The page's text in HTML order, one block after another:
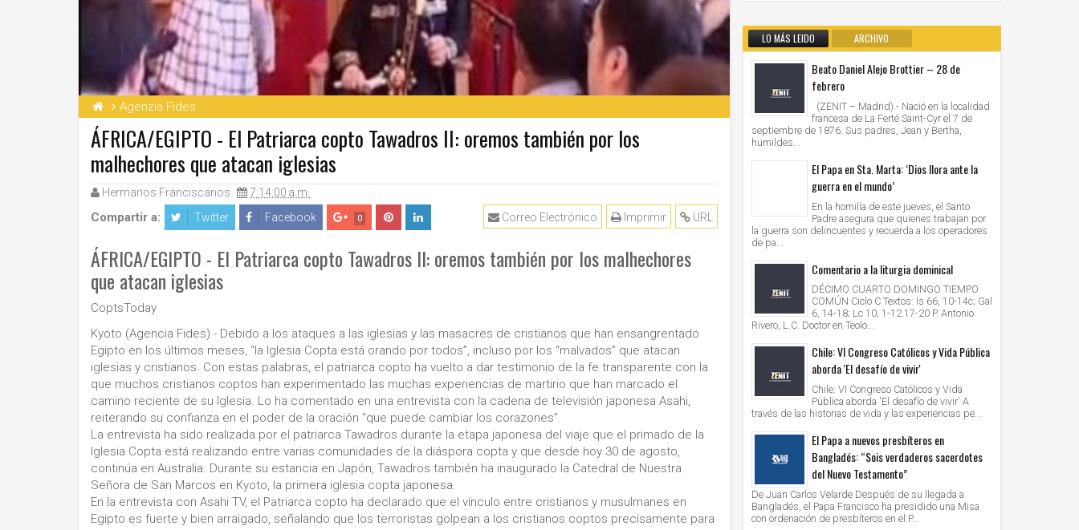
Agenzia Fides
ÁFRICA/EGIPTO - El Patriarca copto Tawadros II: oremos también por los
malhechores que atacan iglesias
Hermanos Franciscanos 7:14:00 a.m.
Compartir a: Twitter Facebook 0 URL
Imprimir
Correo Electrónico
ÁFRICA/EGIPTO - El Patriarca copto Tawadros II: oremos también por los malhechores
que atacan iglesias
CoptsToday
Kyoto (Agencia Fides) - Debido a los ataques a las iglesias y las masacres de cristianos que han ensangrentado
Egipto en los últimos meses, “la Iglesia Copta está orando por todos”, incluso por los “malvados” que atacan
iglesias y cristianos. Con estas palabras, el patriarca copto ha vuelto a dar testimonio de la fe transparente con la
que muchos cristianos coptos han experimentado las muchas experiencias de martirio que han marcado el
camino reciente de su Iglesia. Lo ha comentado en una entrevista con la cadena de televisión japonesa Asahi,
reiterando su confianza en el poder de la oración “que puede cambiar los corazones”.
La entrevista ha sido realizada por el patriarca Tawadros durante la etapa japonesa del viaje que el primado de la
Iglesia Copta está realizando entre varias comunidades de la diáspora copta y que desde hoy 30 de agosto,
continúa en Australia. Durante su estancia en Japón, Tawadros también ha inaugurado la Catedral de Nuestra
Señora de San Marcos en Kyoto, la primera iglesia copta japonesa.
En la entrevista con Asahi TV, el Patriarca copto ha declarado que el vínculo entre cristianos y musulmanes en
Egipto es fuerte y bien arraigado, señalando que los terroristas golpean a los cristianos coptos precisamente para
LO MÁS LEIDO ARCHIVO
Beato Daniel Alejo Brottier – 28 de
febrero
(ZENIT – Madrid).- Nació en la localidad
francesa de La Ferté Saint-Cyr el 7 de
septiembre de 1876. Sus padres, Jean y Bertha,
humildes...
El Papa en Sta. Marta: ‘Dios llora ante la
guerra en el mundo’
En la homilía de este jueves, el Santo
Padre asegura que quienes trabajan por
la guerra son delincuentes y recuerda a los operadores
de pa...
Comentario a la liturgia dominical
DÉCIMO CUARTO DOMINGO TIEMPO
COMÚN Ciclo C Textos: Is 66, 10-14c; Gal
6, 14-18; Lc 10, 1-12.17-20 P. Antonio
Rivero, L.C. Doctor en Teolo...
Chile: VI Congreso Católicos y Vida Pública
aborda 'El desafío de vivir'
Chile: VI Congreso Católicos y Vida
Pública aborda 'El desafío de vivir' A
través de las historias de vida y las experiencias pe...
El Papa a nuevos presbíteros en
Bangladés: “Sois verdaderos sacerdotes
del Nuevo Testamento”
De Juan Carlos Velarde Después de su llegada a
Bangladés, el Papa Francisco ha presidido una Misa
con ordenación de presbíteros en el P...